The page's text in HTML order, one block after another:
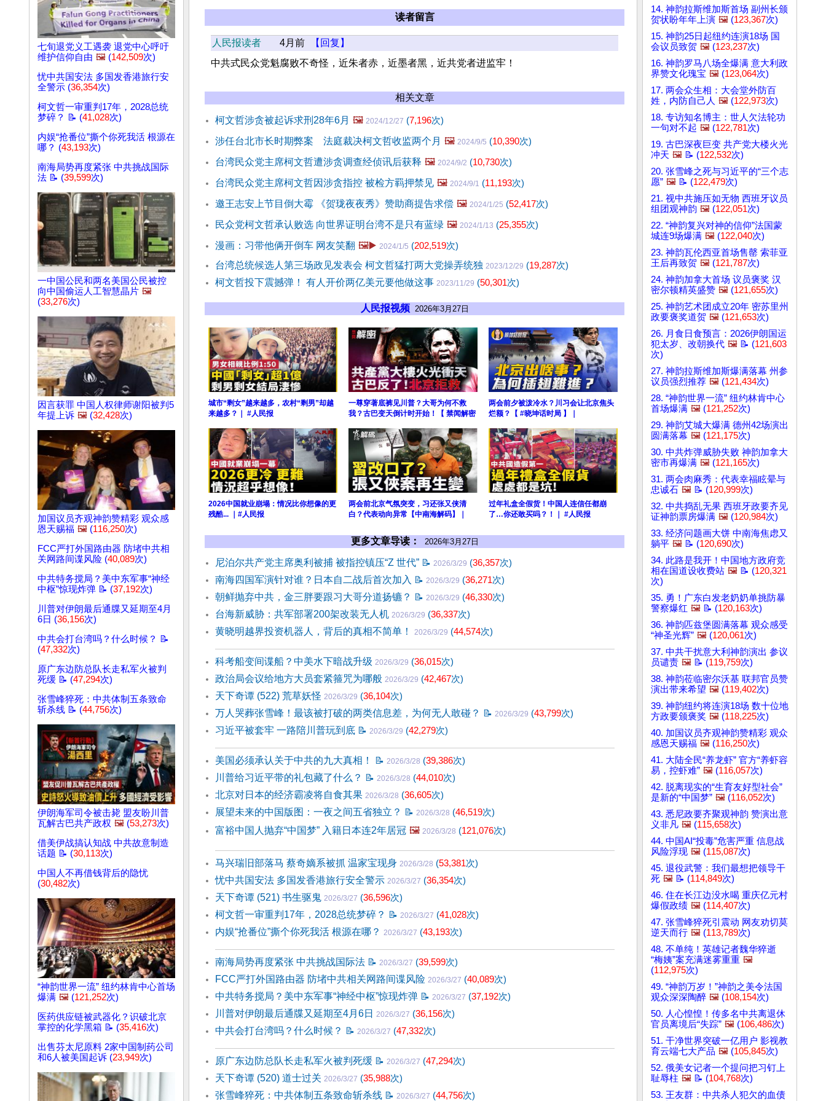
七旬退党义工遇袭 退党中心呼吁
维护信仰自由 🖼️ (142,509次)
忧中共国安法 多国发香港旅行安
全警示 (36,354次)
柯文哲一审重判17年，2028总统
梦碎？ 📝 (41,028次)
内娱“抢番位”撕个你死我活 根源在
哪？ (43,193次)
南海局势再度紧张 中共挑战国际
法 📝 (39,599次)
一中国公民和两名美国公民被控
向中国偷运人工智慧晶片 🖼️
(33,276次)
因言获罪 中国人权律师谢阳被判5
年提上诉 🖼️ (32,428次)
加国议员齐观神韵赞精彩 观众感
恩天赐福 🖼️ (116,250次)
FCC严打外国路由器 防堵中共相
关网路间谍风险 (40,089次)
中共特务搅局？美中东军事“神经
中枢”惊现炸弹 📝 (37,192次)
川普对伊朗最后通牒又延期至4月
6日 (36,156次)
中共会打台湾吗？什么时候？ 📝
(47,332次)
原广东边防总队长走私军火被判
死缓 📝 (47,294次)
张雪峰猝死：中共体制五条致命
斩杀线 📝 (44,756次)
伊朗海军司令被击毙 盟友盼川普
瓦解古巴共产政权 🖼️ (53,273次)
借美伊战搞认知战 中共故意制造
话题 📝 (30,113次)
中国人不再借钱背后的隐忧
(30,482次)
“神韵世界一流” 纽约林肯中心首场
爆满 🖼️ (121,252次)
医药供应链被武器化？识破北京
掌控的化学黑箱 📝 (35,416次)
出售芬太尼原料 2家中国制药公司
和6人被美国起诉 (23,949次)
读者留言
人民报读者 4月前
【回复】
中共式民众党魁腐败不奇怪，近朱者赤，近墨者黑，近共党者进监牢！
相关文章
柯文哲涉贪被起诉求刑28年6月 🖼️ 2024/12/27 (7,196次)
涉任台北市长时期弊案 法庭裁决柯文哲收监两个月 🖼️ 2024/9/5 (10,390次)
台湾民众党主席柯文哲遭涉贪调查经侦讯后获释 🖼️ 2024/9/2 (10,730次)
台湾民众党主席柯文哲因涉贪指控 被检方羁押禁见 🖼️ 2024/9/1 (11,193次)
邀王志安上节目倒大霉 《贺珑夜夜秀》赞助商提告求偿 🖼️ 2024/1/25 (52,417次)
民众党柯文哲承认败选 向世界证明台湾不是只有蓝绿 🖼️ 2024/1/13 (25,355次)
漫画：习带他俩开倒车 网友笑翻 🖼️▶️ 2024/1/5 (202,519次)
台湾总统候选人第三场政见发表会 柯文哲猛打两大党操弄统独 2023/12/29 (19,287次)
柯文哲投下震撼弹！ 有人开价两亿美元要他做这事 2023/11/29 (50,301次)
人民报视频 2026年3月27日
城市“剩女”越来越多，农村“剩男”却越
来越多？｜ #人民报
一尊穿著底裤见川普？大哥为何不救
我？古巴变天倒计时开始！【 禁闻解密
两会前夕被泼冷水？川习会让北京焦头
烂额？【 #晓坤话时局 】｜
2026中国就业崩塌：情况比你想像的更
残酷... ｜#人民报
两会前北京气氛突变，习还张又侠清
白？代表动向异常【中南海解码】｜
过年礼盒全假货！中国人连信任都崩
了…你还敢买吗？！｜ #人民报
更多文章导读： 2026年3月27日
尼泊尔共产党主席奥利被捕 被指控镇压“Z 世代” 📝 2026/3/29 (36,357次)
南海四国军演针对谁？日本自二战后首次加入 📝 2026/3/29 (36,271次)
朝鲜抛弃中共，金三胖要跟习大哥分道扬镳？ 📝 2026/3/29 (46,330次)
台海新威胁：共军部署200架改装无人机 2026/3/29 (36,337次)
黄晓明越界投资机器人，背后的真相不简单！
2026/3/29 (44,574次)
科考船变间谍船？中美水下暗战升级 2026/3/29 (36,015次)
政治局会议给地方大员套紧箍咒为哪般 2026/3/29 (42,467次)
天下奇谭 (522) 荒草妖怪 2026/3/29 (36,104次)
万人哭葬张雪峰！最该被打破的两类信息差，为何无人敢碰？ 📝 2026/3/29 (43,799次)
习近平被套牢 一路陪川普玩到底 📝 2026/3/29 (42,279次)
美国必须承认关于中共的九大真相！ 📝 2026/3/28 (39,386次)
川普给习近平带的礼包藏了什么？ 📝 2026/3/28 (44,010次)
北京对日本的经济霸凌将自食其果 2026/3/28 (36,605次)
展望未来的中国版图：一夜之间五省独立？ 📝 2026/3/28 (46,519次)
富裕中国人抛弃“中国梦” 入籍日本连2年居冠 🖼️ 2026/3/28 (121,076次)
马兴瑞旧部落马 蔡奇嫡系被抓 温家宝现身 2026/3/28 (53,381次)
忧中共国安法 多国发香港旅行安全警示 2026/3/27 (36,354次)
天下奇谭 (521) 书生驱鬼 2026/3/27 (36,596次)
柯文哲一审重判17年，2028总统梦碎？ 📝 2026/3/27 (41,028次)
内娱“抢番位”撕个你死我活 根源在哪？ 2026/3/27 (43,193次)
南海局势再度紧张 中共挑战国际法 📝 2026/3/27 (39,599次)
FCC严打外国路由器 防堵中共相关网路间谍风险 2026/3/27 (40,089次)
中共特务搅局？美中东军事“神经中枢”惊现炸弹 📝 2026/3/27 (37,192次)
川普对伊朗最后通牒又延期至4月6日 2026/3/27 (36,156次)
中共会打台湾吗？什么时候？ 📝 2026/3/27 (47,332次)
原广东边防总队长走私军火被判死缓 📝 2026/3/27 (47,294次)
天下奇谭 (520) 道士过关 2026/3/27 (35,988次)
张雪峰猝死：中共体制五条致命斩杀线 📝 2026/3/27 (44,756次)
14. 神韵拉斯维加斯首场 副州长颁
贺状盼年年上演 🖼️ (123,367次)
15. 神韵25日起纽约连演18场 国
会议员致贺 🖼️ (123,237次)
16. 神韵罗马八场全爆满 意大利政
界赞文化瑰宝 🖼️ (123,064次)
17. 两会众生相：大会堂外防百
姓，内防自己人 🖼️ (122,973次)
18. 专访知名博主：世人欠法轮功
一句对不起 🖼️ (122,781次)
19. 古巴深夜巨变 共产党大楼火光
冲天 🖼️ 📝 (122,532次)
20. 张雪峰之死与习近平的“三个志
愿” 🖼️ 📝 (122,479次)
21. 视中共施压如无物 西班牙议员
组团观神韵 🖼️ (122,051次)
22. “神韵复兴对神的信仰”法国蒙
城连9场爆满 🖼️ (122,040次)
23. 神韵瓦伦西亚首场售罄 索菲亚
王后再致贺 🖼️ (121,787次)
24. 神韵加拿大首场 议员褒奖 汉
密尔顿精英盛赞 🖼️ (121,655次)
25. 神韵艺术团成立20年 密苏里州
政要褒奖道贺 🖼️ (121,653次)
26. 月食日食预言：2026伊朗国运
犯太岁、改朝换代 🖼️ 📝 (121,603
次)
27. 神韵拉斯维加斯爆满落幕 州参
议员强烈推荐 🖼️ (121,434次)
28. “神韵世界一流” 纽约林肯中心
首场爆满 🖼️ (121,252次)
29. 神韵艾城大爆满 德州42场演出
圆满落幕 🖼️ (121,175次)
30. 中共炸弹威胁失败 神韵加拿大
密市再爆满 🖼️ (121,165次)
31. 两会肉麻秀：代表幸福眩晕与
忠诚石 🖼️ 📝 (120,999次)
32. 中共捣乱无果 西班牙政要齐见
证神韵票房爆满 🖼️ (120,984次)
33. 经济问题画大饼 中南海焦虑又
躺平 🖼️ 📝 (120,690次)
34. 此路是我开！中国地方政府竞
相在国道设收费站 🖼️ 📝 (120,321
次)
35. 勇！广东白发老奶奶单挑防暴
警察爆红 🖼️ 📝 (120,163次)
36. 神韵匹兹堡圆满落幕 观众感受
“神圣光辉” 🖼️ (120,061次)
37. 中共干扰意大利神韵演出 参议
员谴责 🖼️ 📝 (119,759次)
38. 神韵莅临密尔沃基 联邦官员赞
演出带来希望 🖼️ (119,402次)
39. 神韵纽约将连演18场 数十位地
方政要颁褒奖 🖼️ (118,225次)
40. 加国议员齐观神韵赞精彩 观众
感恩天赐福 🖼️ (116,250次)
41. 大陆全民“养龙虾” 官方“养虾容
易，控虾难” 🖼️ (116,057次)
42. 脱离现实的“生育友好型社会”
是新的“中国梦” 🖼️ (116,052次)
43. 悉尼政要齐聚观神韵 赞演出意
义非凡 🖼️ (115,658次)
44. 中国AI“投毒”危害严重 信息战
风险浮现 🖼️ (115,087次)
45. 退役武警：我们最想把领导干
死 🖼️ 📝 (114,849次)
46. 住在长江边没水喝 重庆亿元村
爆假政绩 🖼️ (114,407次)
47. 张雪峰猝死引震动 网友劝切莫
逆天而行 🖼️ (113,789次)
48. 不单纯！英雄记者魏华猝逝
“梅姨”案充满迷雾重重 🖼️
(112,975次)
49. “神韵万岁！”神韵之美令法国
观众深深陶醉 🖼️ (108,154次)
50. 人心惶惶！传多名中共离退休
官员离境后“失踪” 🖼️ (106,486次)
51. 干净世界突破一亿用户 影视教
育云端七大产品 🖼️ (105,845次)
52. 俄美女记者一个提问把习钉上
耻辱柱 🖼️ 📝 (104,768次)
53. 王友群：中共杀人犯欠的血债